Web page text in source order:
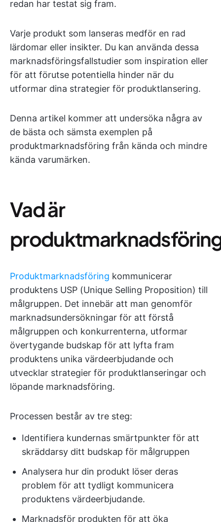
redan har testat sig fram.
Varje produkt som lanseras medför en rad
lärdomar eller insikter. Du kan använda dessa
marknadsföringsfallstudier som inspiration eller
för att förutse potentiella hinder när du
utformar dina strategier för produktlansering.
Denna artikel kommer att undersöka några av
de bästa och sämsta exemplen på
produktmarknadsföring från kända och mindre
kända varumärken.
Vad är
Produktmarknadsföring kommunicerar
produktens USP (Unique Selling Proposition) till
målgruppen. Det innebär att man genomför
marknadsundersökningar för att förstå
målgruppen och konkurrenterna, utformar
övertygande budskap för att lyfta fram
produktens unika värdeerbjudande och
utvecklar strategier för produktlanseringar och
löpande marknadsföring.
Processen består av tre steg:
Identifiera kundernas smärtpunkter för att
skräddarsy ditt budskap för målgruppen
Analysera hur din produkt löser deras
problem för att tydligt kommunicera
produktens värdeerbjudande.
Marknadsför produkten för att öka